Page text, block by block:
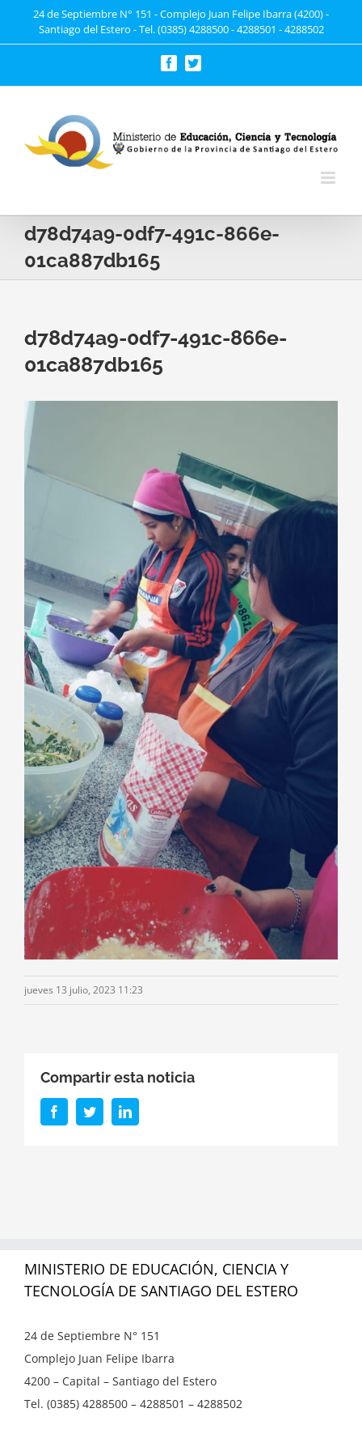
24 de Septiembre N° 151 - Complejo Juan Felipe Ibarra (4200) -
Santiago del Estero - Tel. (0385) 4288500 - 4288501 - 4288502
FacebookTwitter
d78d74a9-0df7-491c-866e-
01ca887db165
d78d74a9-0df7-491c-866e-
01ca887db165
jueves 13 julio, 2023 11:23
Compartir esta noticia
FacebookTwitterLinkedIn
MINISTERIO DE EDUCACIÓN, CIENCIA Y
TECNOLOGÍA DE SANTIAGO DEL ESTERO
24 de Septiembre N° 151
Complejo Juan Felipe Ibarra
4200 – Capital – Santiago del Estero
Tel. (0385) 4288500 – 4288501 – 4288502